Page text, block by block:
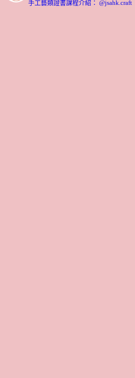
手工藝類證書課程介紹： @jsahk.craft